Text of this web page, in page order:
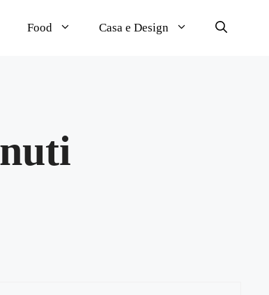
Food Casa e Design